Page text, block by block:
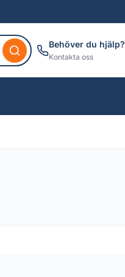
Behöver du hjälp?
Kontakta oss